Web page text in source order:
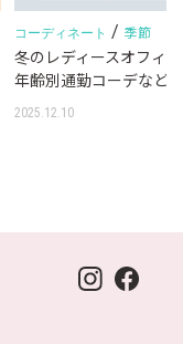
コーディネート / 季節
冬のレディースオフィ
年齢別通勤コーデなど
2025.12.10